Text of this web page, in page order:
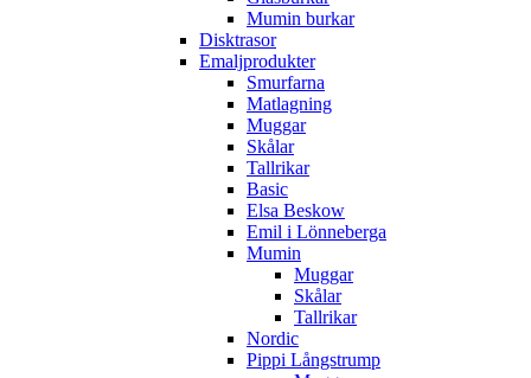
Mumin burkar
Disktrasor
Emaljprodukter
Smurfarna
Matlagning
Muggar
Skålar
Tallrikar
Basic
Elsa Beskow
Emil i Lönneberga
Mumin
Muggar
Skålar
Tallrikar
Nordic
Pippi Långstrump